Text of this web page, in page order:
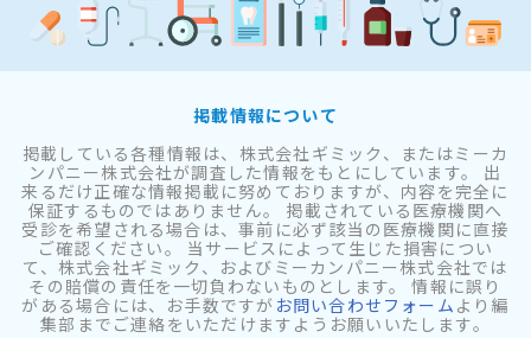
掲載情報について
掲載している各種情報は、株式会社ギミック、またはミーカ
ンパニー株式会社が調査した情報をもとにしています。 出
来るだけ正確な情報掲載に努めておりますが、内容を完全に
保証するものではありません。 掲載されている医療機関へ
受診を希望される場合は、事前に必ず該当の医療機関に直接
ご確認ください。 当サービスによって生じた損害につい
て、株式会社ギミック、およびミーカンパニー株式会社では
その賠償の責任を一切負わないものとします。 情報に誤り
がある場合には、お手数ですが お問い合わせフォーム より編
集部までご連絡をいただけますようお願いいたします。